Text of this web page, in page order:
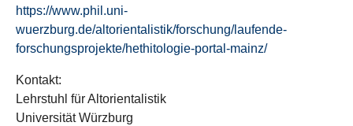
https://www.phil.uni-
wuerzburg.de/altorientalistik/forschung/laufende-
forschungsprojekte/hethitologie-portal-mainz/
Kontakt:
Lehrstuhl für Altorientalistik
Universität Würzburg